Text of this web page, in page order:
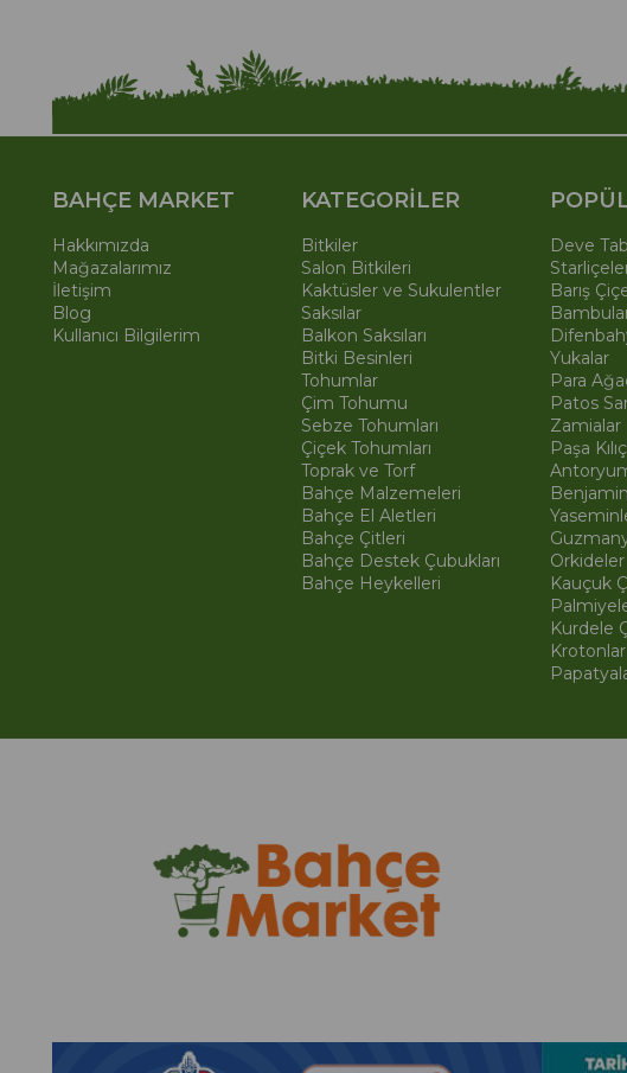
BAHÇE MARKET
Hakkımızda
Mağazalarımız
İletişim
Blog
Kullanıcı Bilgilerim
KATEGORİLER
Bitkiler
Salon Bitkileri
Kaktüsler ve Sukulentler
Saksılar
Balkon Saksıları
Bitki Besinleri
Tohumlar
Çim Tohumu
Sebze Tohumları
Çiçek Tohumları
Toprak ve Torf
Bahçe Malzemeleri
Bahçe El Aletleri
Bahçe Çitleri
Bahçe Destek Çubukları
Bahçe Heykelleri
Deve
Barış
Yukalar
Para
Patos
Zamialar
Paşa
Orkideler
Kauçuk
Kurdele
Krotonlar